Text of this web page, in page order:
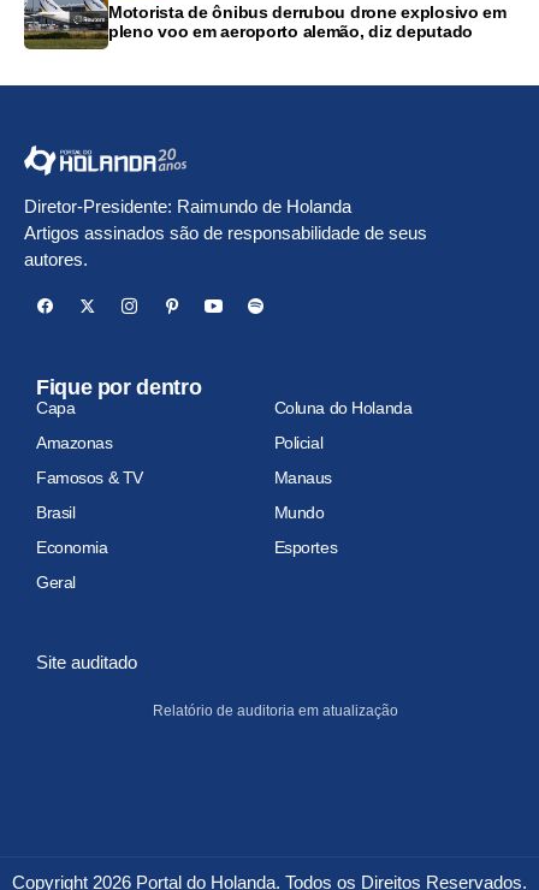
Motorista de ônibus derrubou drone explosivo em
pleno voo em aeroporto alemão, diz deputado
Diretor-Presidente: Raimundo de Holanda
Artigos assinados são de responsabilidade de seus
autores.
Fique por dentro
Capa
Coluna do Holanda
Amazonas
Policial
Famosos & TV
Manaus
Brasil
Mundo
Economia
Esportes
Geral
Site auditado
Relatório de auditoria em atualização
Copyright 2026 Portal do Holanda. Todos os Direitos Reservados.